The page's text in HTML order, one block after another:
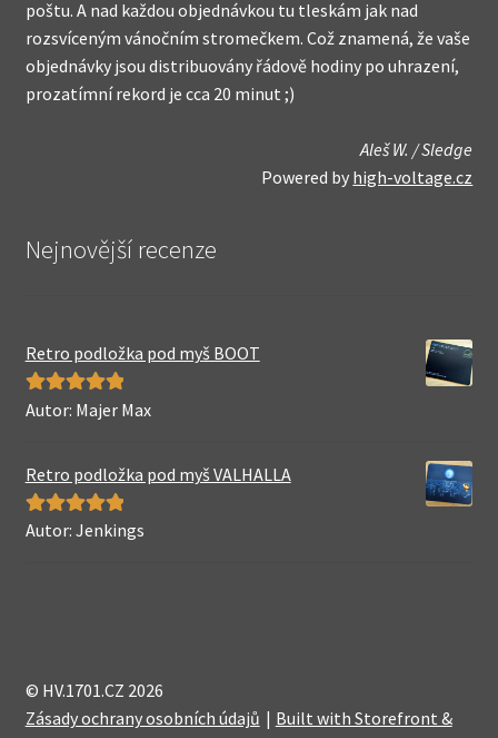
poštu. A nad každou objednávkou tu tleskám jak nad
rozsvíceným vánočním stromečkem. Což znamená, že vaše
objednávky jsou distribuovány řádově hodiny po uhrazení,
prozatímní rekord je cca 20 minut ;)
Aleš W. / Sledge
Powered by high-voltage.cz
Nejnovější recenze
Retro podložka pod myš BOOT
Hodnocení5
Autor: Majer Max
Retro podložka pod myš VALHALLA
Hodnocení5
Autor: Jenkings
© HV.1701.CZ 2026
Zásady ochrany osobních údajů
Built with Storefront &